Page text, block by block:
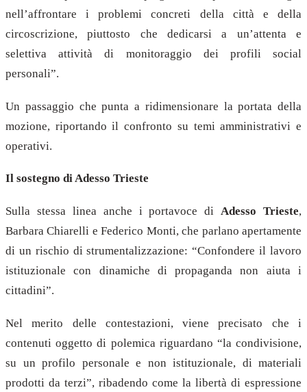
nell’affrontare i problemi concreti della città e della
circoscrizione, piuttosto che dedicarsi a un’attenta e
selettiva attività di monitoraggio dei profili social
personali”.
Un passaggio che punta a ridimensionare la portata della
mozione, riportando il confronto su temi amministrativi e
operativi.
Il sostegno di Adesso Trieste
Sulla stessa linea anche i portavoce diAdesso Trieste,
Barbara Chiarelli e Federico Monti, che parlano apertamente
di un rischio di strumentalizzazione: “Confondere il lavoro
istituzionale con dinamiche di propaganda non aiuta i
cittadini”.
Nel merito delle contestazioni, viene precisato che i
contenuti oggetto di polemica riguardano “la condivisione,
su un profilo personale e non istituzionale, di materiali
prodotti da terzi”, ribadendo come la libertà di espressione